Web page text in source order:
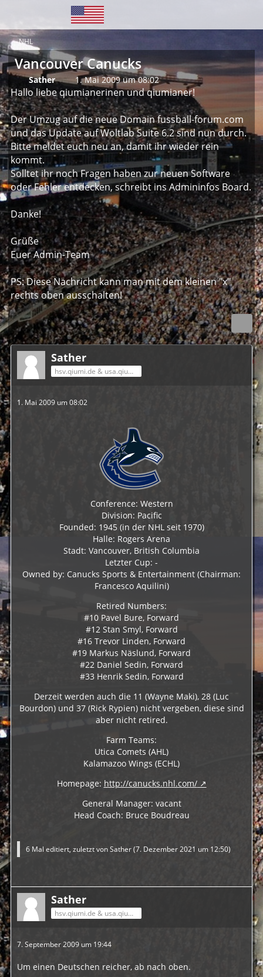
NHL
Vancouver Canucks
Sather 1. Mai 2009 um 08:02
Hallo liebe qiumianerinen und qiumianer!
Der Umzug auf die neue Domain fussball-forum.com
und das Update auf Woltlab Suite 6.2 sind nun durch.
Bitte meldet euch neu an, damit ihr wieder rein
kommt.
Solltet ihr noch Fragen haben zur neuen Software
oder Fehler entdecken, schreibt ins Admininfos Board.
Danke!
Grüße
Euer Admin-Team
PS: Diese Nachricht kann man mit dem kleinen "x"
rechts oben ausschalten!
Sather
hsv.qiumi.de & usa.qiumi.de
1. Mai 2009 um 08:02
Conference: Western
Division: Pacific
Founded: 1945 (in der NHL seit 1970)
Halle: Rogers Arena
Stadt: Vancouver, British Columbia
Letzter Cup: -
Owned by: Canucks Sports & Entertainment (Chairman:
Francesco Aquilini)
Retired Numbers:
#10 Pavel Bure, Forward
#12 Stan Smyl, Forward
#16 Trevor Linden, Forward
#19 Markus Näslund, Forward
#22 Daniel Sedin, Forward
#33 Henrik Sedin, Forward
Derzeit werden auch die 11 (Wayne Maki), 28 (Luc
Bourdon) und 37 (Rick Rypien) nicht vergeben, diese sind
aber nicht retired.
Farm Teams:
Utica Comets (AHL)
Kalamazoo Wings (ECHL)
Homepage: http://canucks.nhl.com/
General Manager: vacant
Head Coach: Bruce Boudreau
6 Mal editiert, zuletzt vonSather(7. Dezember 2021 um 12:50)
Sather
hsv.qiumi.de & usa.qiumi.de
7. September 2009 um 19:44
Um einen Deutschen reicher, ab nach oben.